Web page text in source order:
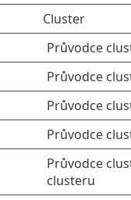
Cluster
Průvodce
Průvodce
Průvodce
Průvodce
Průvodce
clusteru